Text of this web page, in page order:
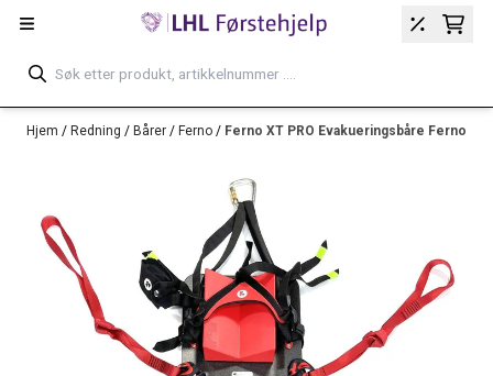
Hopp til innhold
Hjem / Redning / Bårer / Ferno / Ferno XT PRO Evakueringsbåre Ferno